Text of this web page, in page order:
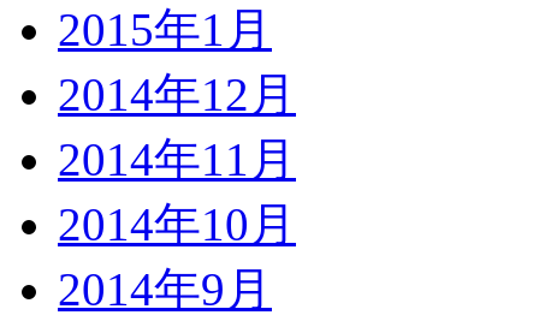
2015年1月
2014年12月
2014年11月
2014年10月
2014年9月